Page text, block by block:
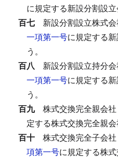
に規定する新設分割設立
百七 新設分割設立株式
一項第一号に規定する
う。
百八 新設分割設立持分
一項第一号に規定する
う。
百九 株式交換完全親会社
定する株式交換完全親会
百十 株式交換完全子会社
項第一号に規定する株式